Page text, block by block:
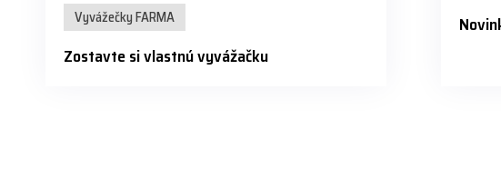
Vyvážečky FARMA
Zostavte si vlastnú vyvážačku